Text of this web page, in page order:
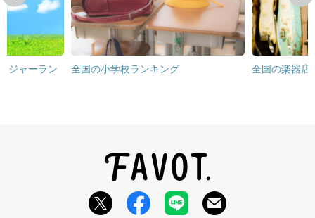
ジャーラン 全国の小学校ランキング 全国の楽器店